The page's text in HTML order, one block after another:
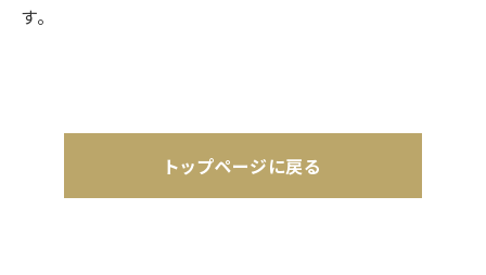
す。
トップページに戻る